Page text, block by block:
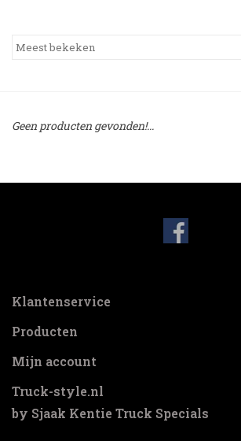
Booskijkers
Gordijnen en Toebehoren
Shop
Koffie zet apparaat en
toebehoren
Geen producten gevonden!...
Klantenservice
Producten
Mijn account
Truck-style.nl
by Sjaak Kentie Truck Specials